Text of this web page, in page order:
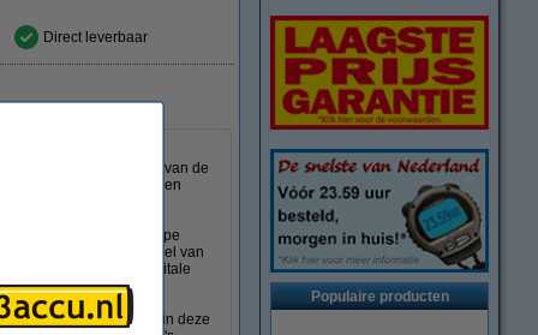
Direct leverbaar
accu's van camera's,
de accu in de houder van de
van de auto te worden
batterijen van het type
van stroom door middel van
digitale camera en digitale
zodat bijna elke accu in deze
Populaire producten